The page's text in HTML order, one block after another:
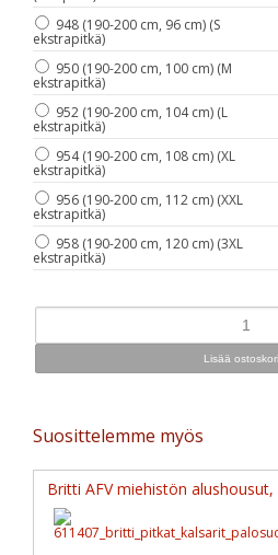
948 (190-200 cm, 96 cm) (S
ekstrapitkä)
950 (190-200 cm, 100 cm) (M
ekstrapitkä)
952 (190-200 cm, 104 cm) (L
ekstrapitkä)
954 (190-200 cm, 108 cm) (XL
ekstrapitkä)
956 (190-200 cm, 112 cm) (XXL
ekstrapitkä)
958 (190-200 cm, 120 cm) (3XL
ekstrapitkä)
Suosittelemme myös
Britti AFV miehistön